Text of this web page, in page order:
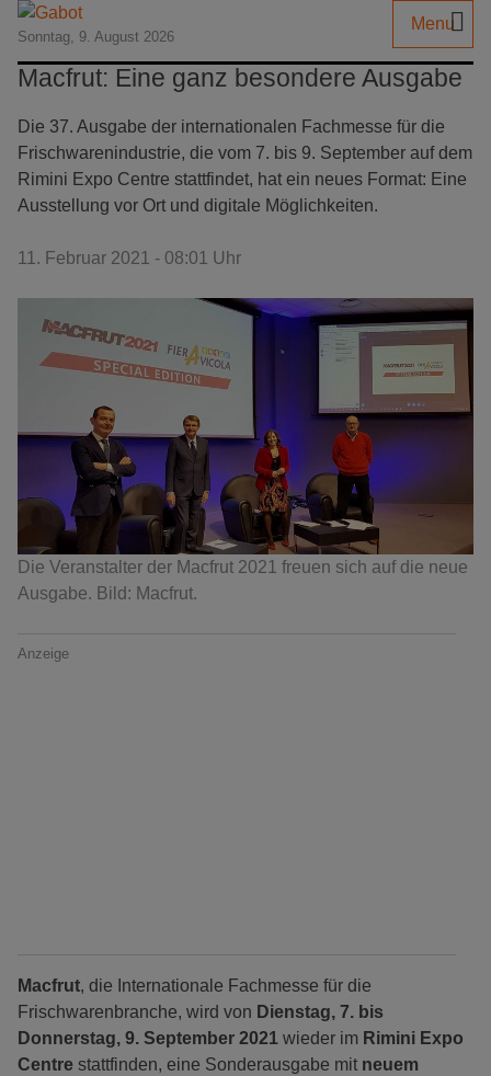
Sonntag, 9. August 2026
Menu
Macfrut: Eine ganz besondere Ausgabe
Die 37. Ausgabe der internationalen Fachmesse für die
Frischwarenindustrie, die vom 7. bis 9. September auf dem
Rimini Expo Centre stattfindet, hat ein neues Format: Eine
Ausstellung vor Ort und digitale Möglichkeiten.
11. Februar 2021 - 08:01 Uhr
Die Veranstalter der Macfrut 2021 freuen sich auf die neue
Ausgabe. Bild: Macfrut.
Anzeige
Macfrut, die Internationale Fachmesse für die
Frischwarenbranche, wird von Dienstag, 7. bis
Donnerstag, 9. September 2021 wieder im Rimini Expo
Centre stattfinden, eine Sonderausgabe mit neuem